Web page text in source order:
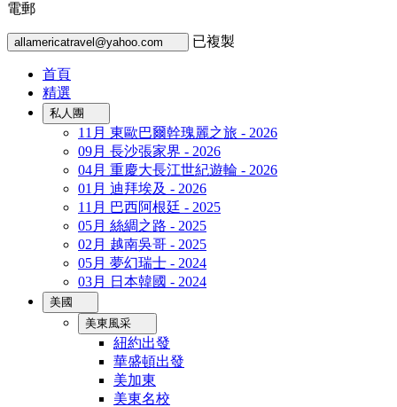
電郵
allamericatravel@yahoo.com 已複製
首頁
精選
私人團
11月 東歐巴爾幹瑰麗之旅 - 2026
09月 長沙張家界 - 2026
04月 重慶大長江世紀遊輪 - 2026
01月 迪拜埃及 - 2026
11月 巴西阿根廷 - 2025
05月 絲綢之路 - 2025
02月 越南吳哥 - 2025
05月 夢幻瑞士 - 2024
03月 日本韓國 - 2024
美國
美東風采
紐約出發
華盛頓出發
美加東
美東名校